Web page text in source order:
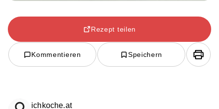
Rezept teilen
Kommentieren Speichern
ichkoche.at